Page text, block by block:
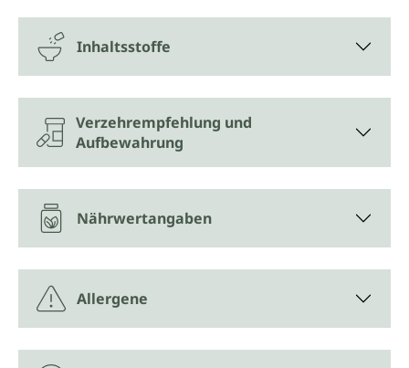
Inhaltsstoffe
Verzehrempfehlung und
Aufbewahrung
Nährwertangaben
Allergene